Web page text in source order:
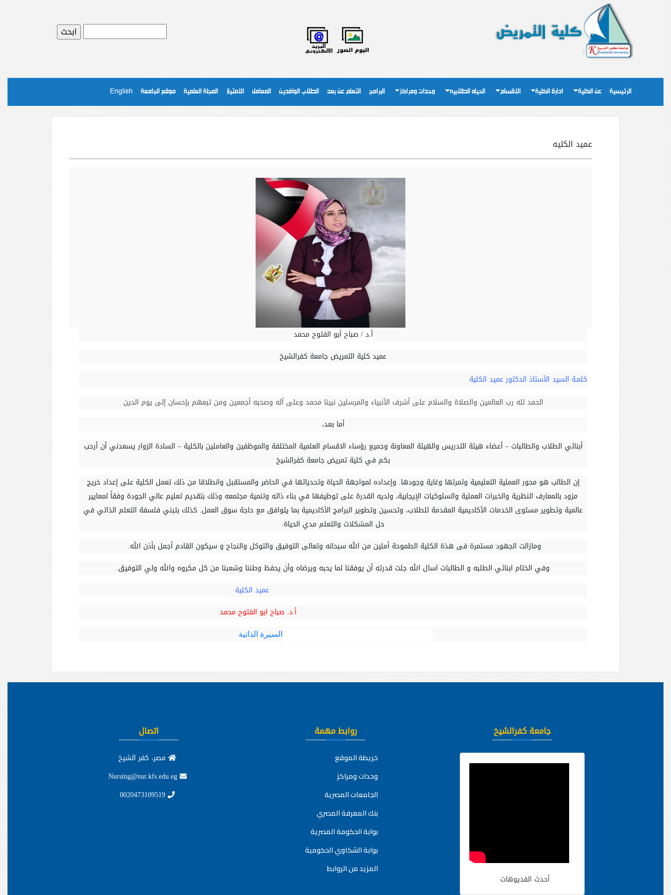
الرئيسية عن الكلية ادارة الكلية الاقسام الحياه الطلابيه وحدات ومراكز البرامج التعلم عن بعد الطلاب الوافدين المعامل الامتياز المجلة العلمية موقع الجامعة English
عميد الكليه
أ.د / صباح أبو الفتوح محمد
عميد كلية التمريض جامعة كفرالشيخ
كلمـة السيد الأستاذ الدكتور عميد الكلية
الحمد لله رب العالمين والصلاة والسلام على أشرف الأنبياء والمرسلين نبينا محمد وعلى آله وصحبه أجمعين ومن تبعهم بإحسان إلى يوم الدين
أما بعد،
أبنائي الطلاب والطالبات–أعضاء هيئة التدريس والهيئة المعاونة وجميع رؤساء الاقسام العلمية المختلفة والموظفين والعاملين بالكلية– السادة الزوار يسعدني أن أرحب
بكم في كلية تمريض جامعة كفرالشيخ
إن الطالب هو محور العملية التعليمية وثمرتها وغاية وجودها. وإعداده لمواجهة الحياة وتحدياتها في الحاضر والمستقبل وانطلاقا من ذلك تعمل الكلية على إعداد خريج
مزود بالمعارف النظرية والخبرات العملية والسلوكيات الإيجابية، ولديه القدرة على توظيفها في بناء ذاته وتنمية مجتمعه وذلك بتقديم تعليم عالي الجودة وفقاً لمعايير
عالمية وتطوير مستوى الخدمات الأكاديمية المقدمة للطلاب، وتحسين وتطوير البرامج الأكاديمية بما يتوافق مع حاجة سوق العمل. كذلك بتبني فلسفة التعلم الذاتي في
حل المشكلات والتعلم مدي الحياة.
ومازالت الجهود مستمرة فى هذة الكلية الطموحة أملين من الله سبحانه وتعالى التوفيق والتوكل والنجاح و سيكون القادم أجمل بأذن الله.
وفي الختام ابنائي الطلبه و الطالبات اسال الله جلت قدرته أن يوفقنا لما يحبه ويرضاه وأن يحفظ وطننا وشعبنا من كل مكروه والله ولي التوفيق.
عميد الكلية
أ.د. صباح ابو الفتوح محمد
السيرة الذاتية
جامعة كفرالشيخ
أحدث الفديوهات
روابط مهمة
خريطة الموقع
وحدات ومراكز
الجامعات المصرية
بنك المعرفة المصري
بوابة الحكومة المصرية
بوابة الشكاوي الحكومية
المزيد من الروابط
اتصال
مصر، كفر الشيخ
Nursing@nur.kfs.edu.eg